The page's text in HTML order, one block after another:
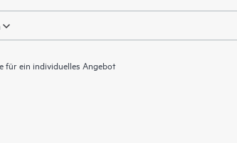
für ein individuelles Angebot